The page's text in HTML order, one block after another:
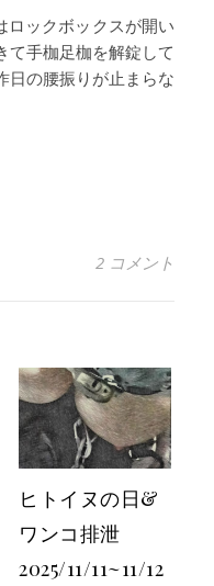
ックボックスが開い
て手枷足枷を解錠して
日の腰振りが止まらな
2 コメント
ヒトイヌの日&
ワンコ排泄
2025/11/11~11/12